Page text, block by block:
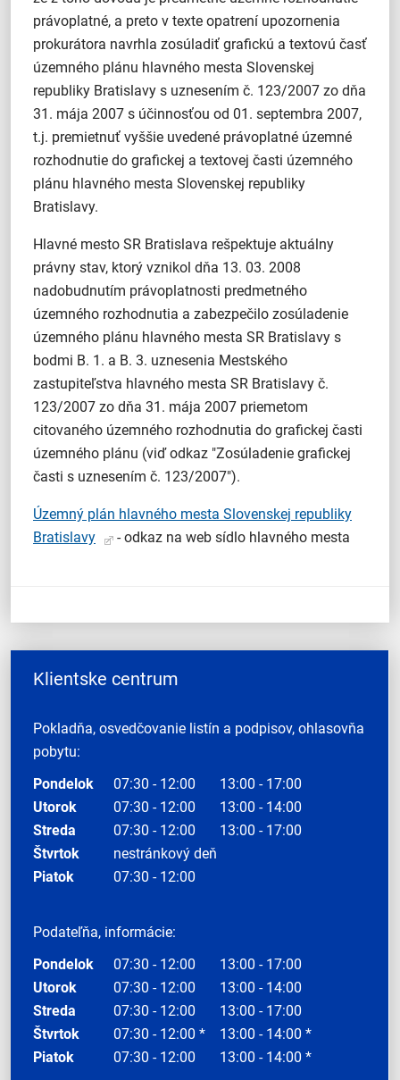
právoplatné, a preto v texte opatrení upozornenia
prokurátora navrhla zosúladiť grafickú a textovú časť
územného plánu hlavného mesta Slovenskej
republiky Bratislavy s uznesením č. 123/2007 zo dňa
31. mája 2007 s účinnosťou od 01. septembra 2007,
t.j. premietnuť vyššie uvedené právoplatné územné
rozhodnutie do grafickej a textovej časti územného
plánu hlavného mesta Slovenskej republiky
Bratislavy.
Hlavné mesto SR Bratislava rešpektuje aktuálny
právny stav, ktorý vznikol dňa 13. 03. 2008
nadobudnutím právoplatnosti predmetného
územného rozhodnutia a zabezpečilo zosúladenie
územného plánu hlavného mesta SR Bratislavy s
bodmi B. 1. a B. 3. uznesenia Mestského
zastupiteľstva hlavného mesta SR Bratislavy č.
123/2007 zo dňa 31. mája 2007 priemetom
citovaného územného rozhodnutia do grafickej časti
územného plánu (viď odkaz "Zosúladenie grafickej
časti s uznesením č. 123/2007").
Územný plán hlavného mesta Slovenskej republiky
Bratislavy
- odkaz na web sídlo hlavného mesta
Klientske centrum
Pokladňa, osvedčovanie listín a podpisov, ohlasovňa
pobytu:
Pondelok
07:30 - 12:00
13:00 - 17:00
Utorok
07:30 - 12:00
13:00 - 14:00
Streda
07:30 - 12:00
13:00 - 17:00
Štvrtok
nestránkový deň
Piatok
07:30 - 12:00
Podateľňa, informácie:
Pondelok
07:30 - 12:00
13:00 - 17:00
Utorok
07:30 - 12:00
13:00 - 14:00
Streda
07:30 - 12:00
13:00 - 17:00
Štvrtok
07:30 - 12:00 *
13:00 - 14:00 *
Piatok
07:30 - 12:00
13:00 - 14:00 *